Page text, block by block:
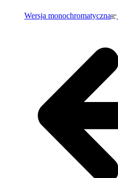
Wersja monochromatyczna